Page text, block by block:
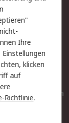
Batterien
Ihre
klicken
auf
Richtlinie.